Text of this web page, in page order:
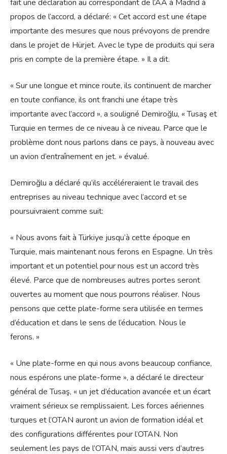
fait une déclaration au correspondant de l’AA à Madrid à
propos de l’accord, a déclaré: « Cet accord est une étape
importante des mesures que nous prévoyons de prendre
dans le projet de Hürjet. Avec le type de produits qui sera
pris en compte de la première étape. » Il a dit.
« Sur une longue et mince route, ils continuent de marcher
en toute confiance, ils ont franchi une étape très
importante avec l’accord », a souligné Demiroğlu, « Tusaş et
Turquie en termes de ce niveau à ce niveau. Parce que le
problème dont nous parlons dans ce pays, à nouveau avec
un avion d’entraînement en jet. » évalué.
Demiroğlu a déclaré qu’ils accéléreraient le travail des
entreprises au niveau technique avec l’accord et se
poursuivraient comme suit:
« Nous avons fait à Türkiye jusqu’à cette époque en
Turquie, mais maintenant nous ferons en Espagne. Un très
important et un potentiel pour nous est un accord très
élevé. Parce que de nombreuses autres portes seront
ouvertes au moment que nous pourrons réaliser. Nous
pensons que cette plate-forme sera utilisée en termes
d’éducation et dans le sens de l’éducation. Nous le
ferons. »
« Une plate-forme en qui nous avons beaucoup confiance,
nous espérons une plate-forme », a déclaré le directeur
général de Tusaş, « un jet d’éducation avancée et un écart
vraiment sérieux se remplissaient. Les forces aériennes
turques et l’OTAN auront un avion de formation idéal et
des configurations différentes pour l’OTAN. Non
seulement les pays de l’OTAN, mais aussi vers d’autres